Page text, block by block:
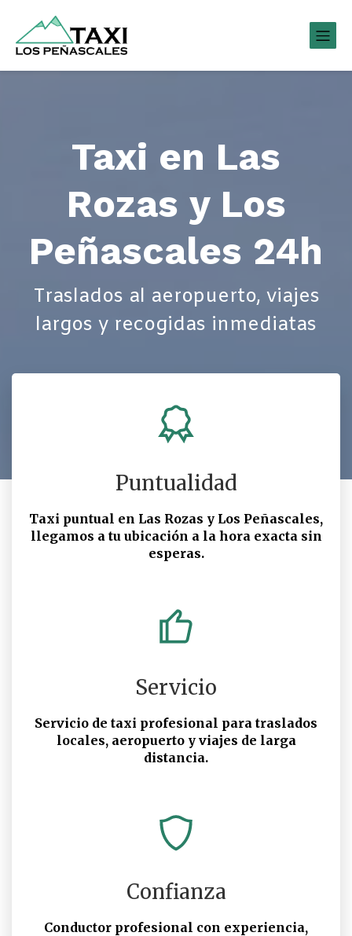
Taxi en Las
Rozas y Los
Peñascales 24h
Traslados al aeropuerto, viajes
largos y recogidas inmediatas
Puntualidad
Taxi puntual en Las Rozas y Los Peñascales,
llegamos a tu ubicación a la hora exacta sin
esperas.
Servicio
Servicio de taxi profesional para traslados
locales, aeropuerto y viajes de larga
distancia.
Confianza
Conductor profesional con experiencia,